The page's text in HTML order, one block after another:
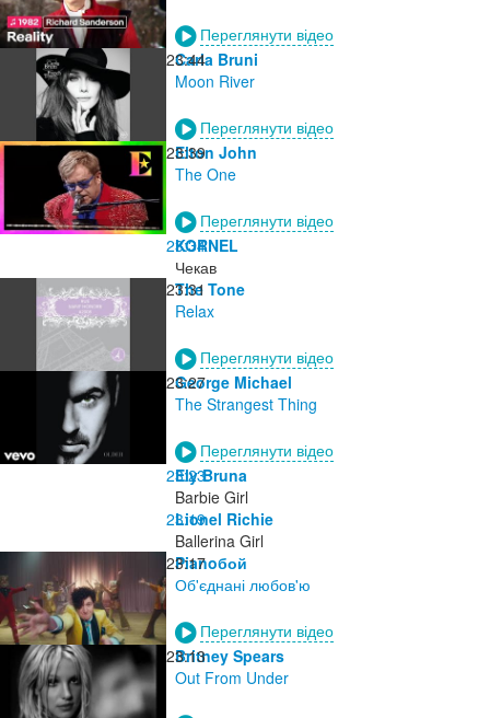
Переглянути відео
23:44
Carla Bruni
Moon River
Переглянути відео
23:39
Elton John
The One
Переглянути відео
23:34
KORNEL
Чекав
23:31
The Tone
Relax
Переглянути відео
23:27
George Michael
The Strangest Thing
Переглянути відео
23:23
Ely Bruna
Barbie Girl
23:19
Lionel Richie
Ballerina Girl
23:17
Pianoбой
Об'єднані любов'ю
Переглянути відео
23:13
Britney Spears
Out From Under